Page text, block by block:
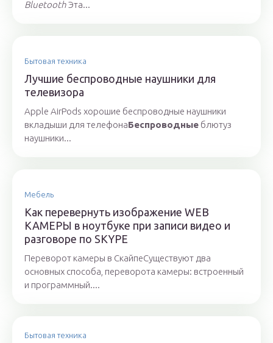
BluetoothЭта...
Бытовая техника
Лучшие беспроводные наушники для
телевизора
Apple AirPods хорошие беспроводные наушники
вкладыши для телефонаБеспроводные блютуз
наушники...
Мебель
Как перевернуть изображение WEB
КАМЕРЫ в ноутбуке при записи видео и
разговоре по SKYPE
Переворот камеры в СкайпеСуществуют два
основных способа, переворота камеры: встроенный
и программный....
Бытовая техника